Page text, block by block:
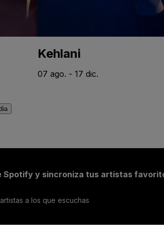
Kehlani
07 ago. - 17 dic.
Spotify y sincroniza tus artistas
a los que escuchas